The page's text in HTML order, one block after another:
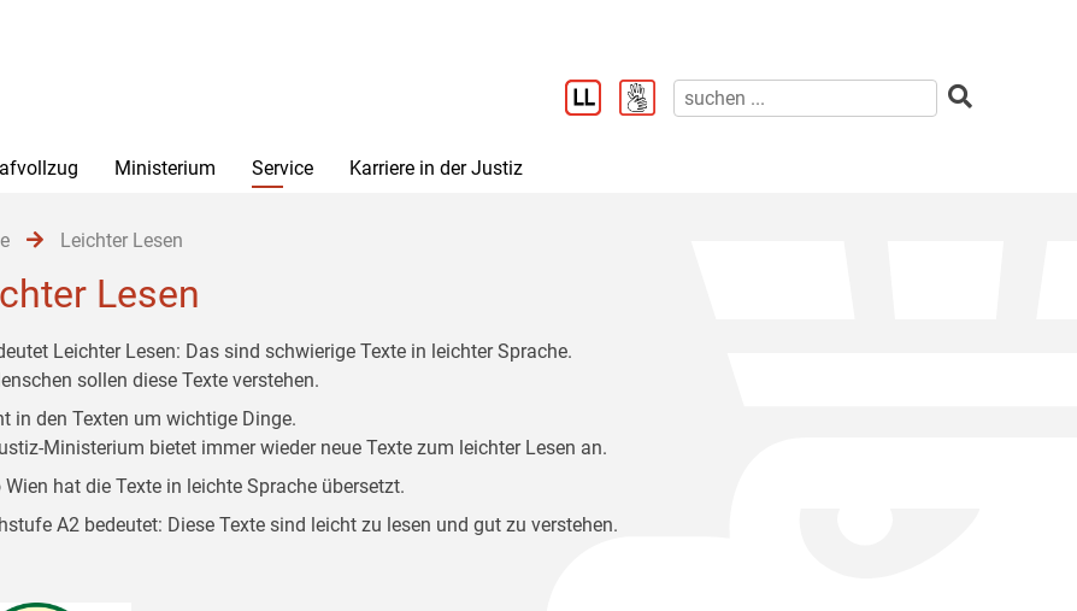
Ministerium Service Karriere in der Justiz
Leichter Lesen
Lesen
Leichter Lesen: Das sind schwierige Texte in leichter Sprache.
sollen diese Texte verstehen.
in den Texten um wichtige Dinge.
Ministerium bietet immer wieder neue Texte zum leichter Lesen an.
hat die Texte in leichte Sprache übersetzt.
A2 bedeutet: Diese Texte sind leicht zu lesen und gut zu verstehen.